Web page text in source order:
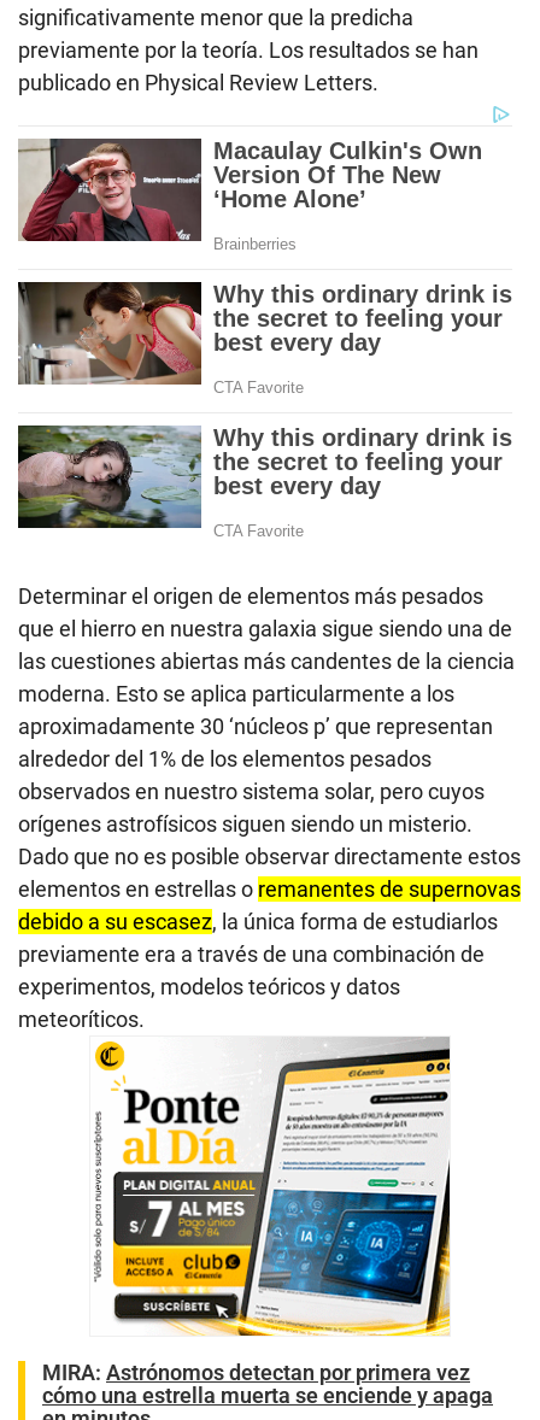
significativamente menor que la predicha
previamente por la teoría. Los resultados se han
publicado en Physical Review Letters.
Determinar el origen de elementos más pesados
que el hierro en nuestra galaxia sigue siendo una de
las cuestiones abiertas más candentes de la ciencia
moderna. Esto se aplica particularmente a los
aproximadamente 30 ‘núcleos p’ que representan
alrededor del 1% de los elementos pesados
observados en nuestro sistema solar, pero cuyos
orígenes astrofísicos siguen siendo un misterio.
Dado que no es posible observar directamente estos
elementos en estrellas o remanentes de supernovas
debido a su escasez, la única forma de estudiarlos
previamente era a través de una combinación de
experimentos, modelos teóricos y datos
meteoríticos.
MIRA: Astrónomos detectan por primera vez
cómo una estrella muerta se enciende y apaga